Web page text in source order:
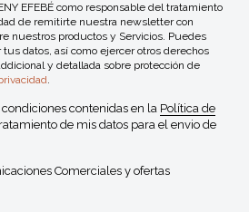
EFEBÉ como responsable del tratamiento
de remitirte nuestra newsletter con
nuestros productos y Servicios. Puedes
datos, así como ejercer otros derechos
y detallada sobre protección de
.
contenidas en la Política de
de mis datos para el envio de
Comerciales y ofertas